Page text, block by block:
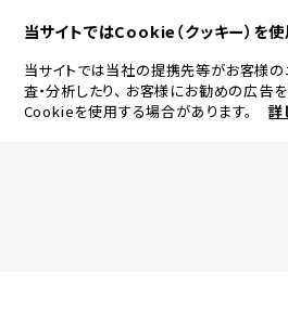
当サイトではCookie（クッキー）を
当サイトでは当社の提携先等がお客様
査・分析したり、 お客様にお勧めの広告
Cookieを使用する場合があります。
詳